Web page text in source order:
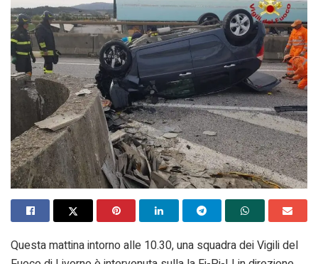
Questa mattina intorno alle 10.30, una squadra dei Vigili del